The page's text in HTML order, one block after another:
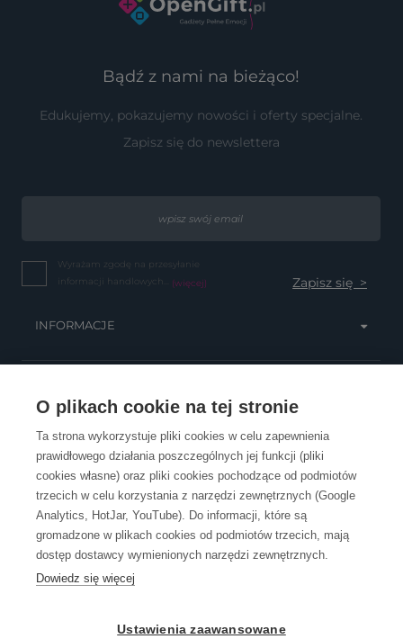
O plikach cookie na tej stronie
Ta strona wykorzystuje pliki cookies w celu zapewnienia
prawidłowego działania poszczególnych jej funkcji (pliki
cookies własne) oraz pliki cookies pochodzące od podmiotów
trzecich w celu korzystania z narzędzi zewnętrznych (Google
Analytics, HotJar, YouTube). Do informacji, które są
gromadzone w plikach cookies od podmiotów trzecich, mają
dostęp dostawcy wymienionych narzędzi zewnętrznych.
Dowiedz się więcej
Ustawienia zaawansowane
Bądź z nami na bieżąco!
Edukujemy, pokazujemy nowości i oferty specjalne.
Zapisz się do newslettera
Wyrażam zgodę na przesyłanie
informacji handlowych... (więcej)
INFORMACJE
OBSŁUGA KLIENTA
KONTAKT
OpenGift jest częścią ReflectGroup.